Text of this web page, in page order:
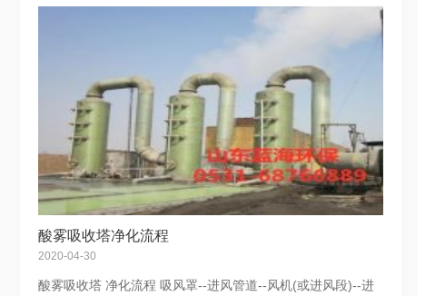
酸雾吸收塔净化流程
2020-04-30
酸雾吸收塔 净化流程 吸风罩--进风管道--风机(或进风段)--进